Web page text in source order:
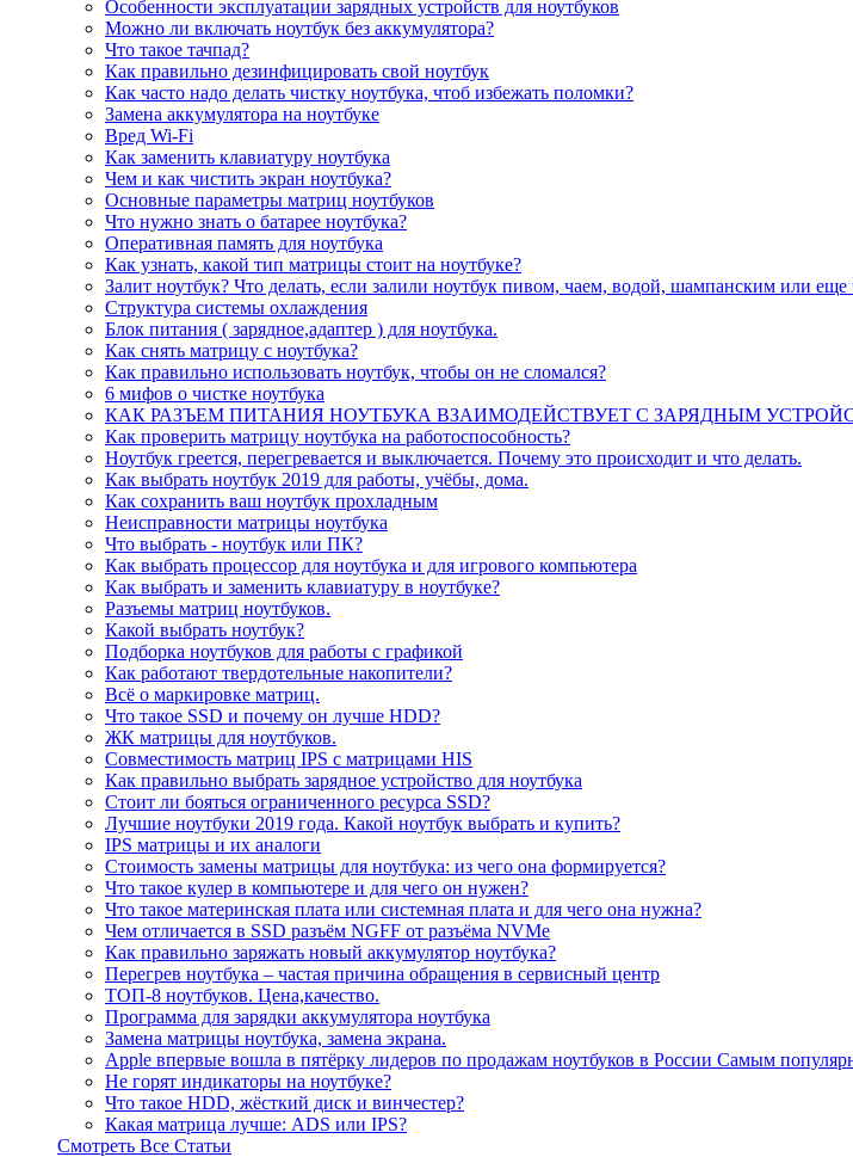
Особенности эксплуатации зарядных устройств для ноутбуков
Можно ли включать ноутбук без аккумулятора?
Что такое тачпад?
Как правильно дезинфицировать свой ноутбук
Как часто надо делать чистку ноутбука, чтоб избежать поломки?
Замена аккумулятора на ноутбуке
Вред Wi-Fi
Как заменить клавиатуру ноутбука
Чем и как чистить экран ноутбука?
Основные параметры матриц ноутбуков
Что нужно знать о батарее ноутбука?
Оперативная память для ноутбука
Как узнать, какой тип матрицы стоит на ноутбуке?
Залит ноутбук? Что делать, если залили ноутбук пивом, чаем, водой, шампанским или еще
Структура системы охлаждения
Блок питания ( зарядное,адаптер ) для ноутбука.
Как снять матрицу с ноутбука?
Как правильно использовать ноутбук, чтобы он не сломался?
6 мифов о чистке ноутбука
КАК РАЗЪЕМ ПИТАНИЯ НОУТБУКА ВЗАИМОДЕЙСТВУЕТ С ЗАРЯДНЫМ
Как проверить матрицу ноутбука на работоспособность?
Ноутбук греется, перегревается и выключается. Почему это происходит и что делать.
Как выбрать ноутбук 2019 для работы, учёбы, дома.
Как сохранить ваш ноутбук прохладным
Неисправности матрицы ноутбука
Что выбрать - ноутбук или ПК?
Как выбрать процессор для ноутбука и для игрового компьютера
Как выбрать и заменить клавиатуру в ноутбуке?
Разъемы матриц ноутбуков.
Какой выбрать ноутбук?
Подборка ноутбуков для работы с графикой
Как работают твердотельные накопители?
Всё о маркировке матриц.
Что такое SSD и почему он лучше HDD?
ЖК матрицы для ноутбуков.
Совместимость матриц IPS с матрицами HIS
Как правильно выбрать зарядное устройство для ноутбука
Стоит ли бояться ограниченного ресурса SSD?
Лучшие ноутбуки 2019 года. Какой ноутбук выбрать и купить?
IPS матрицы и их аналоги
Стоимость замены матрицы для ноутбука: из чего она формируется?
Что такое кулер в компьютере и для чего он нужен?
Что такое материнская плата или системная плата и для чего она нужна?
Чем отличается в SSD разъём NGFF от разъёма NVMe
Как правильно заряжать новый аккумулятор ноутбука?
Перегрев ноутбука – частая причина обращения в сервисный центр
ТОП-8 ноутбуков. Цена,качество.
Программа для зарядки аккумулятора ноутбука
Замена матрицы ноутбука, замена экрана.
Apple впервые вошла в пятёрку лидеров по продажам ноутбуков в России Самым
Не горят индикаторы на ноутбуке?
Что такое HDD, жёсткий диск и винчестер?
Какая матрица лучше: ADS или IPS?
Смотреть Все Статьи